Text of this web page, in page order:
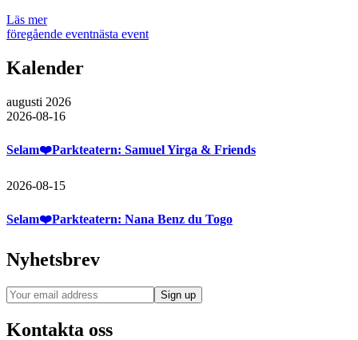
Läs mer
föregående eventnästa event
Kalender
augusti 2026
2026-08-16
Selam❤️Parkteatern: Samuel Yirga & Friends
2026-08-15
Selam❤️Parkteatern: Nana Benz du Togo
Nyhetsbrev
Kontakta oss